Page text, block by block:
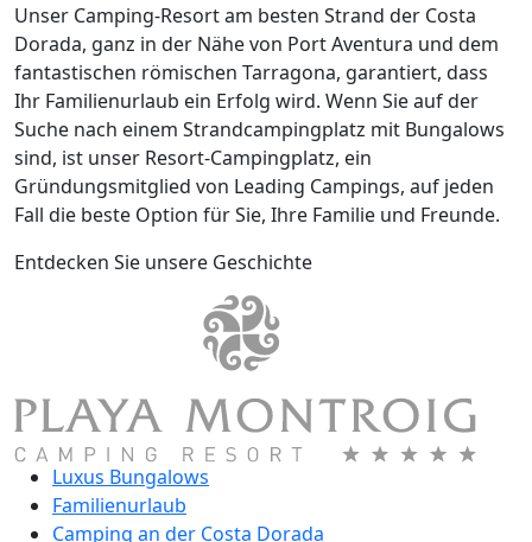
Unser Camping-Resort am besten Strand der Costa
Dorada, ganz in der Nähe von Port Aventura und dem
fantastischen römischen Tarragona, garantiert, dass
Ihr Familienurlaub ein Erfolg wird. Wenn Sie auf der
Suche nach einem Strandcampingplatz mit Bungalows
sind, ist unser Resort-Campingplatz, ein
Gründungsmitglied von Leading Campings, auf jeden
Fall die beste Option für Sie, Ihre Familie und Freunde.
Entdecken Sie unsere Geschichte
Luxus Bungalows
Familienurlaub
Camping an der Costa Dorada